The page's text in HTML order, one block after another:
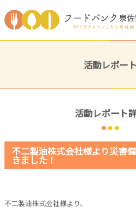
活動レポート
活動レポート
不二製油株式会社様より災害
きました！
不二製油株式会社様より、